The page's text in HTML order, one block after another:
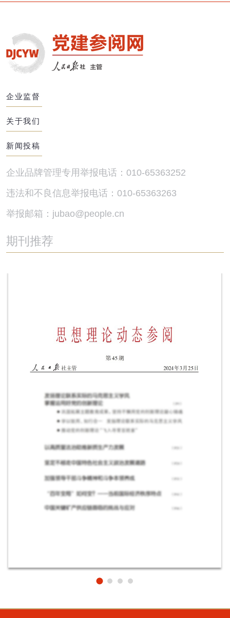
企业监督
关于我们
新闻投稿
企业品牌管理专用举报电话：010-65363252
违法和不良信息举报电话：010-65363263
举报邮箱：jubao@people.cn
期刊推荐